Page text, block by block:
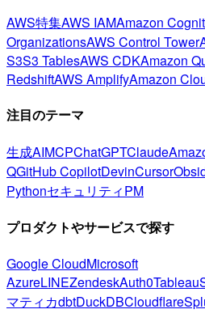
AWS特集AWS IAMAmazon
OrganizationsAWS Control Tower
S3S3 TablesAWS CDKAmazon
RedshiftAWS AmplifyAmazon
注目のテーマ
生成AIMCPChatGPTClaude
QGitHub CopilotDevinCursor
PythonセキュリティPM
プロダクトやサービスで探す
Google CloudMicrosoft
AzureLINEZendeskAuth0Tableau
マティカdbtDuckDBCloudflare